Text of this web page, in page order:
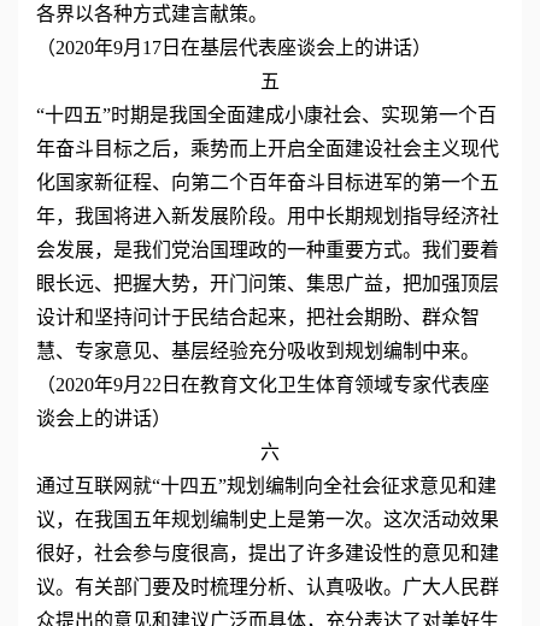
各界以各种方式建言献策。
（2020年9月17日在基层代表座谈会上的讲话）
五
“十四五”时期是我国全面建成小康社会、实现第一个百
年奋斗目标之后，乘势而上开启全面建设社会主义现代
化国家新征程、向第二个百年奋斗目标进军的第一个五
年，我国将进入新发展阶段。用中长期规划指导经济社
会发展，是我们党治国理政的一种重要方式。我们要着
眼长远、把握大势，开门问策、集思广益，把加强顶层
设计和坚持问计于民结合起来，把社会期盼、群众智
慧、专家意见、基层经验充分吸收到规划编制中来。
（2020年9月22日在教育文化卫生体育领域专家代表座
谈会上的讲话）
六
通过互联网就“十四五”规划编制向全社会征求意见和建
议，在我国五年规划编制史上是第一次。这次活动效果
很好，社会参与度很高，提出了许多建设性的意见和建
议。有关部门要及时梳理分析、认真吸收。广大人民群
众提出的意见和建议广泛而具体，充分表达了对美好生